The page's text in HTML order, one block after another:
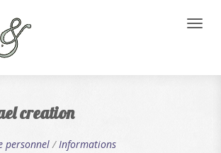
creation
personnel/Informations